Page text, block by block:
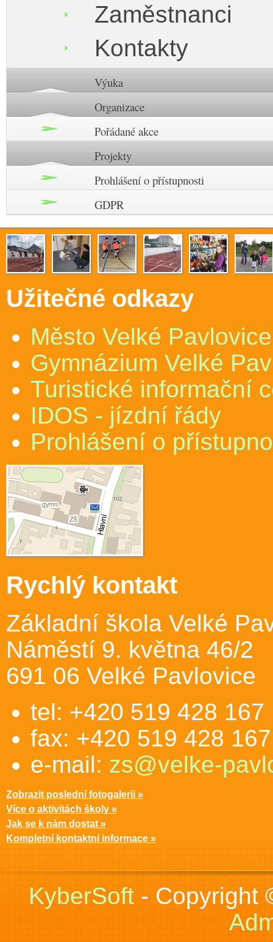
Zaměstnanci
Kontakty
Výuka
Organizace
Pořádané akce
Projekty
Prohlášení o přístupnosti
GDPR
Užitečné odkazy
Město Velké Pavlovice
Gymnázium Velké
Turistické informační
IDOS - jízdní řády
Prohlášení o
Rychlý kontakt
Základní škola Velké
Náměstí 9. května 46/2
691 06 Velké Pavlovice
tel: +420 519 428 167
fax: +420 519 428 167
e-mail: zs@velke-
Zobrazit poslední fotogalerii »
Více o aktivitách školy »
Jak se k nám dostat »
Kompletní kontaktní informace »
KyberSoft- Copyright